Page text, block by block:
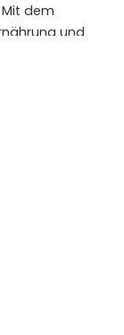
Mit dem
und